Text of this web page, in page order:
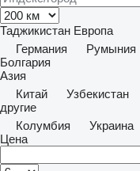
Таджикистан Европа
Германия
Румыния
Болгария
Азия
Китай
Узбекистан
другие
Колумбия
Украина
Цена